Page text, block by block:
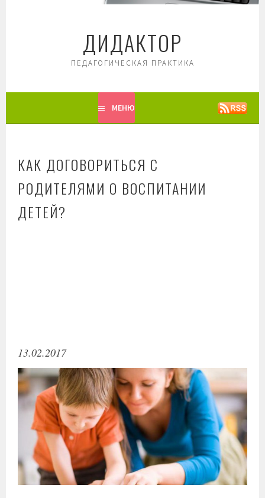
ДИДАКТОР
ПЕДАГОГИЧЕСКАЯ ПРАКТИКА
МЕНЮ
КАК ДОГОВОРИТЬСЯ С
РОДИТЕЛЯМИ О ВОСПИТАНИИ
ДЕТЕЙ?
13.02.2017